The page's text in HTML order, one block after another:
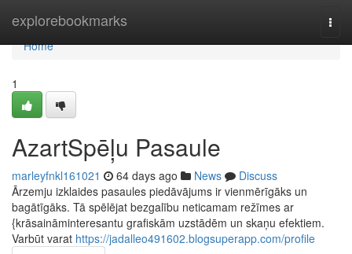
explorebookmarks
Home
Home
1
AzartSpēļu Pasaule
marleyfnkl161021 64 days ago News
Discuss
Ārzemju izklaides pasaules piedāvājums ir vienmērīgāks un
bagātīgāks. Tā spēlējat bezgalību neticamam režīmes ar
{krāsaināminteresantu grafiskām uzstādēm un skaņu efektiem.
Varbūt varat https://jadalleo491602.blogsuperapp.com/profile